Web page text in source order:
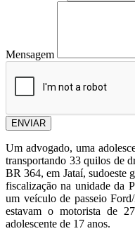
Mensagem
ENVIAR
Um advogado, uma
transportando 33 quilos de
BR 364, em Jataí, sudoeste
fiscalização na unidade da
um veículo de passeio
estavam o motorista de
adolescente de 17 anos.